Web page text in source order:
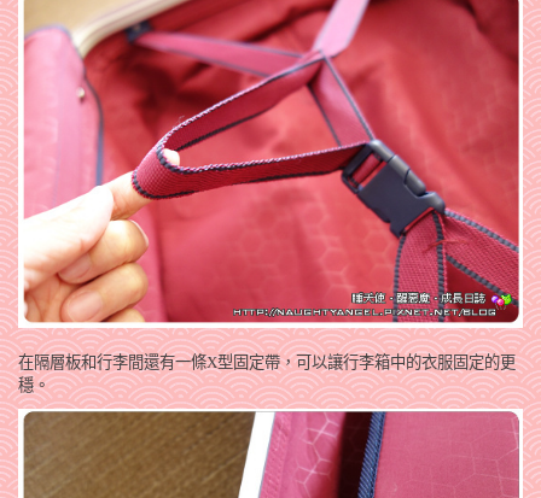
在隔層板和行李間還有一條X型固定帶，可以讓行李箱中的衣服固定的更
穩。